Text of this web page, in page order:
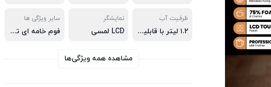
ظرفیت آب
۱.۲ لیتر با قابلیت جداشوندگی
نمایشگر
LCD لمسی
سایر ویژگی ها
فوم خامه ای تا۷۵٪، قابلیت کف دار کردن شیر، دارای قاشق اندازه گیری
مشاهده همه ویژگی‌ها